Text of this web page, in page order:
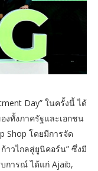
Day” ในครั้งนี้ ได้
งทั้งภาครัฐและเอกชน
Shop โดยมีการจัด
าวไกลสู่ยูนิคอร์น” ซึ่งมี
การณ์ ได้แก่ Ajaib,